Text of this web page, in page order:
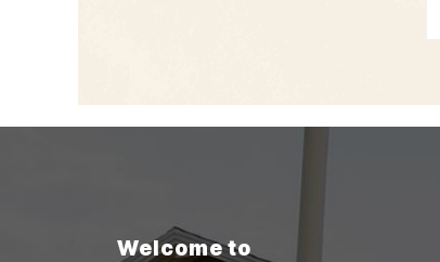
Welcome to